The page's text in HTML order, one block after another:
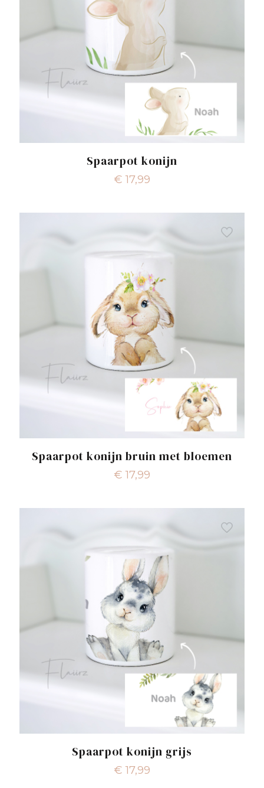
Spaarpot konijn
€ 17,99
Spaarpot konijn bruin met bloemen
€ 17,99
Spaarpot konijn grijs
€ 17,99